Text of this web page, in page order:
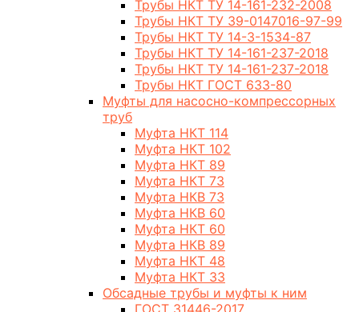
Трубы НКТ ТУ 14-161-232-2008
Трубы НКТ ТУ 39-0147016-97-99
Трубы НКТ ТУ 14-3-1534-87
Трубы НКТ ТУ 14-161-237-2018
Трубы НКТ ТУ 14-161-237-2018
Трубы НКТ ГОСТ 633-80
Муфты для насосно-компрессорных
труб
Муфта НКТ 114
Муфта НКТ 102
Муфта НКТ 89
Муфта НКТ 73
Муфта НКВ 73
Муфта НКВ 60
Муфта НКТ 60
Муфта НКВ 89
Муфта НКТ 48
Муфта НКТ 33
Обсадные трубы и муфты к ним